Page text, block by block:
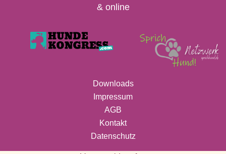
& online
Downloads
Impressum
AGB
Kontakt
Datenschutz